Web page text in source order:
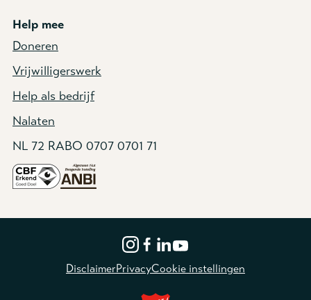
Help mee
Doneren
Vrijwilligerswerk
Help als bedrijf
Nalaten
NL 72 RABO 0707 0701 71
DisclaimerPrivacyCookie instellingen